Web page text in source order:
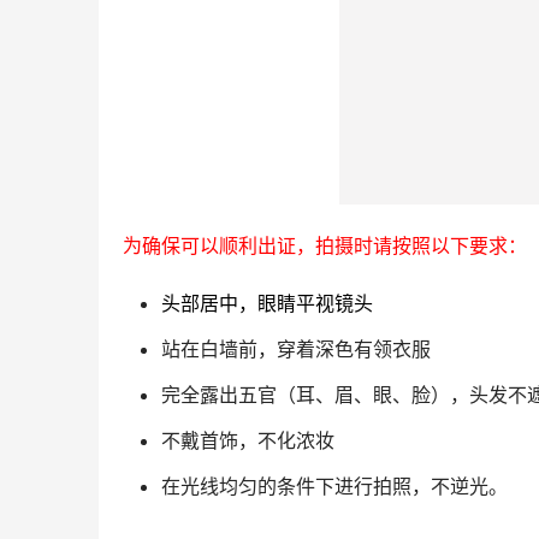
为确保可以顺利出证，拍摄时请按照以下要求：
头部居中，眼睛平视镜头
站在白墙前，穿着深色有领衣服
完全露出五官（耳、眉、眼、脸），头发不
不戴首饰，不化浓妆
在光线均匀的条件下进行拍照，不逆光。